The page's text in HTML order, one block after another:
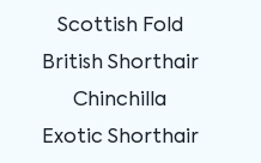
Scottish Fold
British Shorthair
Chinchilla
Exotic Shorthair